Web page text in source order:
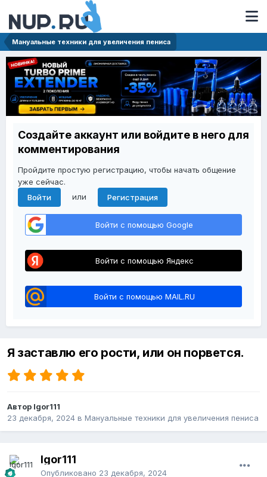
Мануальные техники для увеличения пениса
Создайте аккаунт или войдите в него для
комментирования
Пройдите простую регистрацию, чтобы начать общение
уже сейчас.
Войти
или Регистрация
Войти с помощью Google
Войти с помощью Яндекс
Войти с помощью MAIL.RU
Я заставлю его рости, или он порвется.
Автор Igor111
23 декабря, 2024 в Мануальные техники для увеличения пениса
Igor111
Опубликовано 23 декабря, 2024